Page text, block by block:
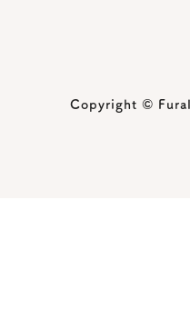
Copyright ©